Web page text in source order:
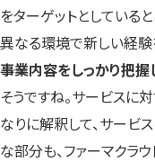
をターゲットとしている
異なる環境で新しい経験
――事業内容をしっかり把
そうですね。サービスに
なりに解釈して、サービ
な部分も、ファーマクラ